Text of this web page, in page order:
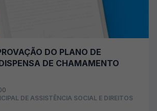
DO PLANO DE
DE CHAMAMENTO
DE ASSISTÊNCIA SOCIAL E DIREITOS